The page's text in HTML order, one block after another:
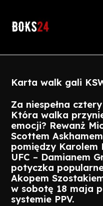
content
Karta walk gali
Za niespełna
Która walka
emocji? Rewanż
Scottem
pomiędzy Karolem
UFC – Damianem
potyczka
Akopem
w sobotę 18 maja
systemie PPV.